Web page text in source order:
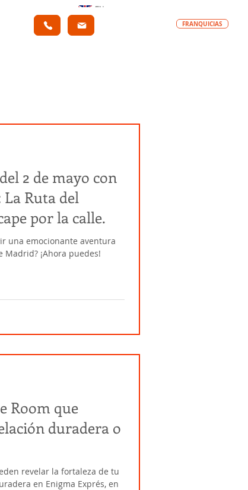
FRANQUICIAS
EN
2 de mayo con
por la calle.
una emocionante aventura
¡Ahora puedes!
Room que
duradera o
revelar la fortaleza de tu
en Enigma Exprés, en